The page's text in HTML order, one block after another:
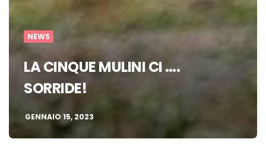
NEWS
LA CINQUE MULINI CI ….
SORRIDE!
GENNAIO 15, 2023